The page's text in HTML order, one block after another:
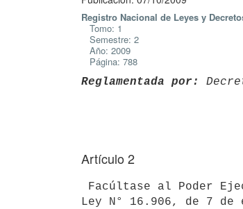
Registro Nacional de Leyes y
Tomo: 1
Semestre: 2
Año: 2009
Página: 788
Reglamentada por:
Artículo 2
Ley N° 16.906, de 7 de